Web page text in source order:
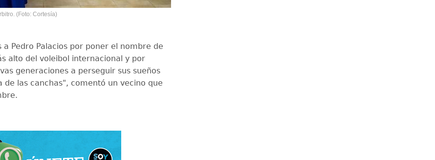
(Foto: Cortesía)
a Pedro Palacios por poner el nombre de
alto del voleibol internacional y por
generaciones a perseguir sus sueños
de las canchas", comentó un vecino que